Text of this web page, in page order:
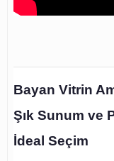
Bayan Vitrin
Şık Sunum ve
İdeal Seçim